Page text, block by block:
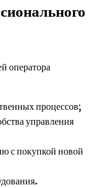
оператора
процессов;
управления
с покупкой новой